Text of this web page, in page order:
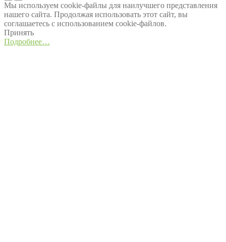
Мы используем cookie-файлы для наилучшего представления
нашего сайта. Продолжая использовать этот сайт, вы
соглашаетесь с использованием cookie-файлов.
Принять
Подробнее…